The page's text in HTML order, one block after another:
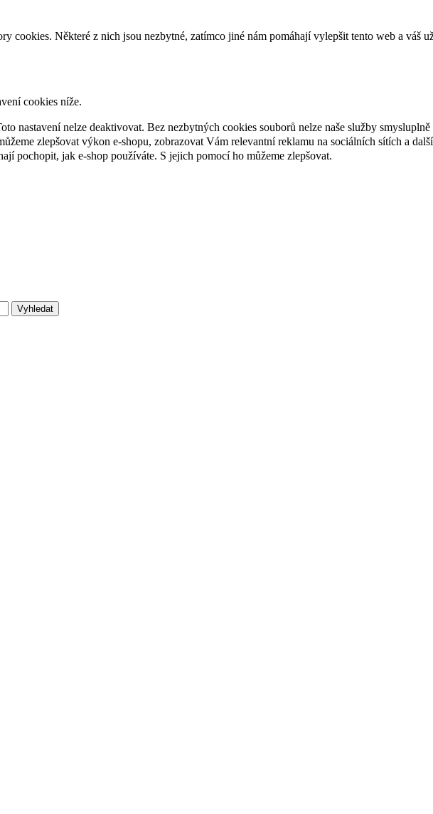
cookies. Některé z nich jsou nezbytné, zatímco jiné nám pomáhají vylepšit tento web a váš
cookies níže.
nastavení nelze deaktivovat. Bez nezbytných cookies souborů nelze naše služby
zlepšovat výkon e-shopu, zobrazovat Vám relevantní reklamu na sociálních sítích a
pochopit, jak e-shop používáte. S jejich pomocí ho můžeme zlepšovat.
Vyhledat